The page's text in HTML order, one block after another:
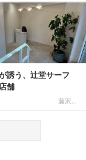
誘う、辻堂サーフ
舗
藤沢...